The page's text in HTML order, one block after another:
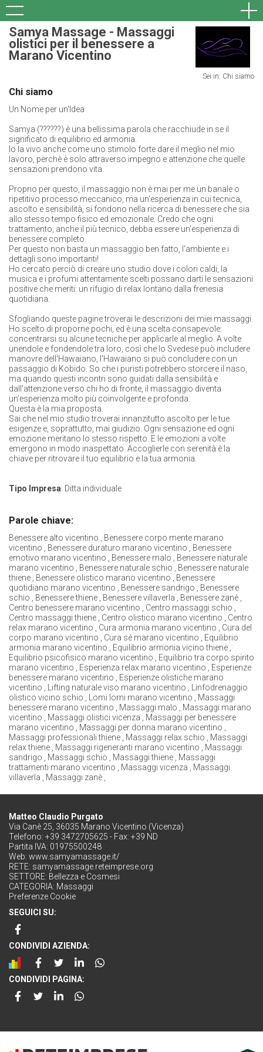
Samya Massage - Massaggi
olistici per il benessere a
Marano Vicentino
Sei in: Chi siamo
Chi siamo
Un Nome per un'Idea
Samya (??????) è una bellissima parola che racchiude in se il
significato di equilibrio ed armonia.
Io la vivo anche come uno stimolo forte dare il meglio nel mio
lavoro, perchè è solo attraverso impegno e attenzione che quelle
sensazioni prendono vita.
Proprio per questo, il massaggio non è mai per me un banale o
ripetitivo processo meccanico, ma un'esperienza in cui tecnica,
ascolto e sensibilità, si fondono nella ricerca di benessere che sia
allo stesso tempo fisico ed emozionale. Credo che ogni
trattamento, anche il più tecnico, debba essere un'esperienza di
benessere completo.
Per questo non basta un massaggio ben fatto, l'ambiente e i
dettagli sono importanti!
Ho cercato perciò di creare uno studio dove i colori caldi, la
musica e i profumi attentamente scelti possano darti le sensazioni
positive che meriti: un rifugio di relax lontano dalla frenesia
quotidiana.
Sfogliando queste pagine troverai le descrizioni dei miei massaggi.
Ho scelto di proporne pochi, ed è una scelta consapevole:
concentrarsi su alcune tecniche per applicarle al meglio. A volte
unendole e fondendole tra loro, così che lo Svedese può includere
manovre dell'Hawaiano, l'Hawaiano si può concludere con un
passaggio di Kobido. So che i puristi potrebbero storcere il naso,
ma quando questi incontri sono guidati dalla sensibilità e
dall'attenzione verso chi ho di fronte, il massaggio diventa
un’esperienza molto più coinvolgente e profonda.
Questa è la mia proposta.
Sai che nel mio studio troverai innanzitutto ascolto per le tue
esigenze e, soprattutto, mai giudizio. Ogni sensazione ed ogni
emozione meritano lo stesso rispetto. E le emozioni a volte
emergono in modo inaspettato. Accoglierle con serenità è la
chiave per ritrovare il tuo equilibrio e la tua armonia.
Tipo Impresa: Ditta individuale
Parole chiave:
Benessere alto vicentino , Benessere corpo mente marano
vicentino , Benessere duraturo marano vicentino , Benessere
emotivo marano vicentino , Benessere malo , Benessere naturale
marano vicentino , Benessere naturale schio , Benessere naturale
thiene , Benessere olistico marano vicentino , Benessere
quotidiano marano vicentino , Benessere sandrigo , Benessere
schio , Benessere thiene , Benessere villaverla , Benessere zanè ,
Centro benessere marano vicentino , Centro massaggi schio ,
Centro massaggi thiene , Centro olistico marano vicentino , Centro
relax marano vicentino , Cura armonia marano vicentino , Cura del
corpo marano vicentino , Cura sé marano vicentino , Equilibrio
armonia marano vicentino , Equilibrio armonia vicino thiene ,
Equilibrio psicofisico marano vicentino , Equilibrio tra corpo spirito
marano vicentino , Esperienza relax marano vicentino , Esperienze
benessere marano vicentino , Esperienze olistiche marano
vicentino , Lifting naturale viso marano vicentino , Linfodrenaggio
olistico vicino schio , Lomi lomi marano vicentino , Massaggi
benessere marano vicentino , Massaggi malo , Massaggi marano
vicentino , Massaggi olistici vicenza , Massaggi per benessere
marano vicentino , Massaggi per donna marano vicentino ,
Massaggi professionali thiene , Massaggi relax schio , Massaggi
relax thiene , Massaggi rigeneranti marano vicentino , Massaggi
sandrigo , Massaggi schio , Massaggi thiene , Massaggi
trattamenti marano vicentino , Massaggi vicenza , Massaggi
villaverla , Massaggi zanè ,
Matteo Claudio Purgato
Via Canè 25, 36035 Marano Vicentino (Vicenza)
Telefono: +39 3472705625 - Fax: +39 ND
Partita IVA: 01975500248
Web: www.samyamassage.it/
RETE: samyamassage.reteimprese.org
SETTORE: Bellezza e Cosmesi
CATEGORIA: Massaggi
Preferenze Cookie
SEGUICI SU:
CONDIVIDI AZIENDA:
CONDIVIDI PAGINA: